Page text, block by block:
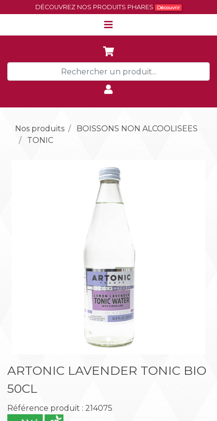
DÉCOUVREZ NOS PRODUITS PHARES Découvrir
Nos produits
BOISSONS NON ALCOOLISEES
TONIC
ARTONIC LAVENDER TONIC BIO
50CL
Référence produit : 214075